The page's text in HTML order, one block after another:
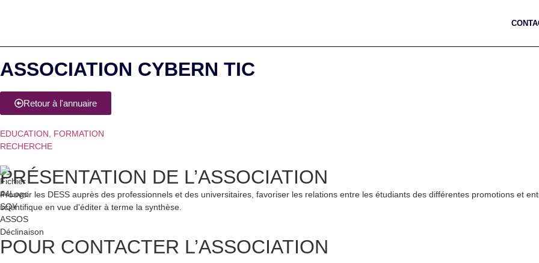
ASSOCIATION CYBERN TIC
Retour à l'annuaire
EDUCATION, FORMATION
RECHERCHE
PRÉSENTATION DE L’ASSOCIATION
Prouvoir les DESS auprès des professionnels et des universitaires, favoriser les relations entre les étudiants des différentes promotions et
scientifique en vue d'éditer à terme la synthèse.
POUR CONTACTER L’ASSOCIATION